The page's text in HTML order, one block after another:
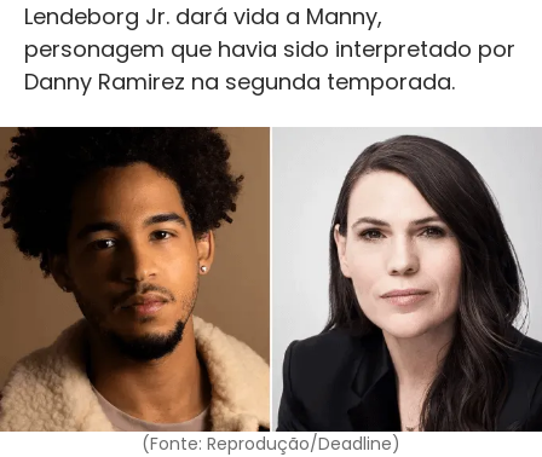
Lendeborg Jr. dará vida a Manny,
personagem que havia sido interpretado por
Danny Ramirez na segunda temporada.
(Fonte: Reprodução/Deadline)